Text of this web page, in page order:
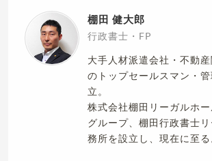
棚田 健大郎
行政書士・FP
大手人材派遣会社・不動
のトップセールスマン・
立。
株式会社棚田リーガルホ
グループ、棚田行政書士
務所を設立し、現在に至る